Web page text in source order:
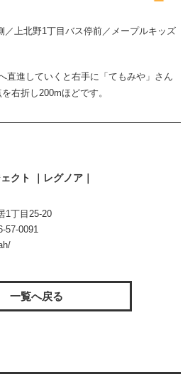
／上北野1丁目バス停前／メープルキッズ
直進していくと右手に「てもみや」さん
右折し200mほどです。
クト ｜レグノア｜
1丁目25-20
57-0091
一覧へ戻る